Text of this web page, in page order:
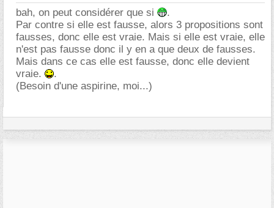
bah, on peut considérer que si
.
Par contre si elle est fausse, alors 3 propositions sont
fausses, donc elle est vraie. Mais si elle est vraie, elle
n'est pas fausse donc il y en a que deux de fausses.
Mais dans ce cas elle est fausse, donc elle devient
vraie.
.
(Besoin d'une aspirine, moi...)